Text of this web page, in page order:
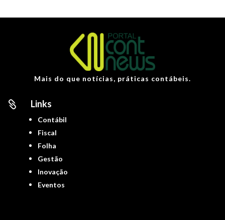
Mais do que notícias, práticas contábeis.
 Links
Contábil
Fiscal
Folha
Gestão
Inovação
Eventos